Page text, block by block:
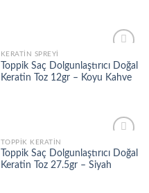
Add to
wishlist
KERATIN SPREYI
Toppik Saç Dolgunlaştırıcı Doğal
Keratin Toz 12gr – Koyu Kahve
Add to
wishlist
TOPPIK KERATIN
Toppik Saç Dolgunlaştırıcı Doğal
Keratin Toz 27.5gr – Siyah